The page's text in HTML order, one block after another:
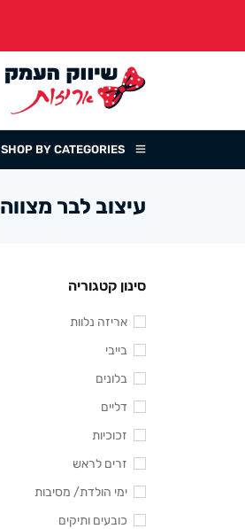
SHOP BY CATEGORIES
עיצוב לבר מצווה
סינון קטגוריה
אריזה נלוות
בייבי
בלונים
דליים
זכוכיות
זרים לראש
ימי הולדת/ מסיבות
כובעים ותיקים